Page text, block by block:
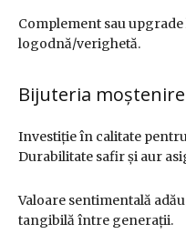
Complement sau
logodnă/verighetă.
Bijuteria moștenire
Investiție în calitate
Durabilitate safir și aur
Valoare sentimentală
tangibilă între generații.